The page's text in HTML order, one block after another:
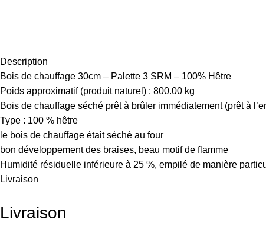
Description
Bois de chauffage 30cm – Palette 3 SRM – 100% Hêtre
Poids approximatif (produit naturel) : 800.00 kg
Bois de chauffage séché prêt à brûler immédiatement (prêt à
Type : 100 % hêtre
le bois de chauffage était séché au four
bon développement des braises, beau motif de flamme
Humidité résiduelle inférieure à 25 %, empilé de manière
Livraison
Livraison